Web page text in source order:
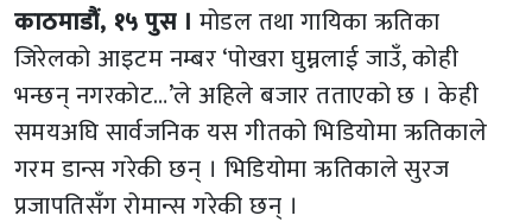
काठमाडौं, १५ पुस । मोडल तथा गायिका ऋतिका
जिरेलको आइटम नम्बर ‘पोखरा घुम्नलाई जाउँ, कोही
भन्छन् नगरकोट…’ले अहिले बजार तताएको छ । केही
समयअघि सार्वजनिक यस गीतको भिडियोमा ऋतिकाले
गरम डान्स गरेकी छन् । भिडियोमा ऋतिकाले सुरज
प्रजापतिसँग रोमान्स गरेकी छन् ।